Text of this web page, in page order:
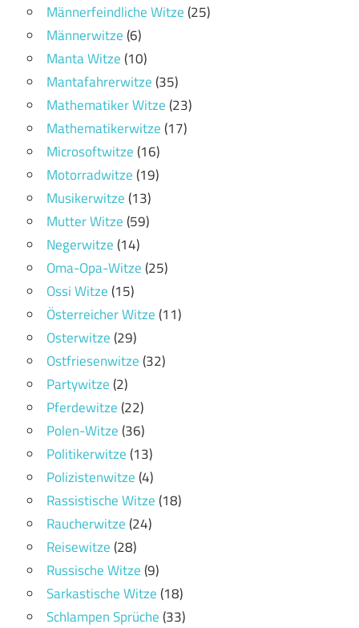
Männerfeindliche Witze(25)
Männerwitze(6)
Manta Witze(10)
Mantafahrerwitze(35)
Mathematiker Witze(23)
Mathematikerwitze(17)
Microsoftwitze(16)
Motorradwitze(19)
Musikerwitze(13)
Mutter Witze(59)
Negerwitze(14)
Oma-Opa-Witze(25)
Ossi Witze(15)
Österreicher Witze(11)
Osterwitze(29)
Ostfriesenwitze(32)
Partywitze(2)
Pferdewitze(22)
Polen-Witze(36)
Politikerwitze(13)
Polizistenwitze(4)
Rassistische Witze(18)
Raucherwitze(24)
Reisewitze(28)
Russische Witze(9)
Sarkastische Witze(18)
Schlampen Sprüche(33)